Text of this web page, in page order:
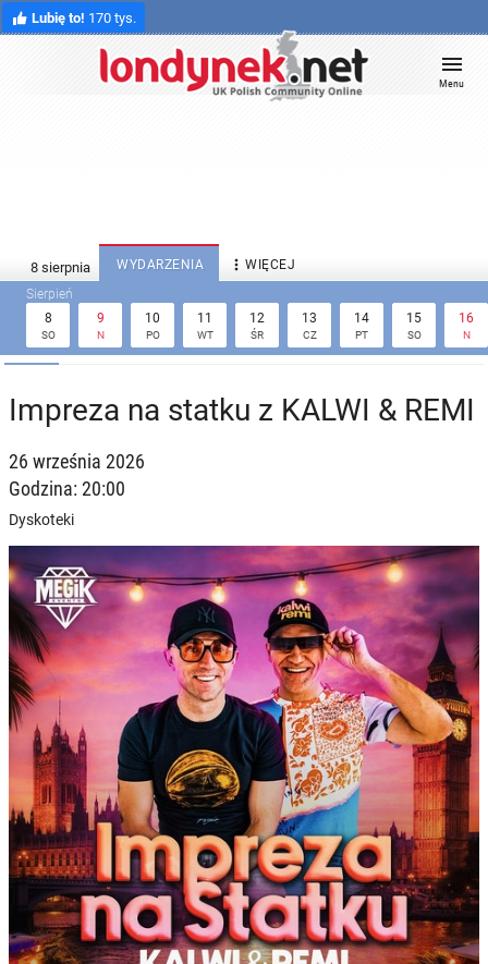
Lubię to! 170 tys.
Menu
WYDARZENIA  WIĘCEJ
8
SO
9
N
10
PO
11
WT
12
ŚR
13
CZ
14
PT
15
SO
16
N
Impreza na statku z KALWI & REMI
26 września 2026
Godzina: 20:00
Dyskoteki